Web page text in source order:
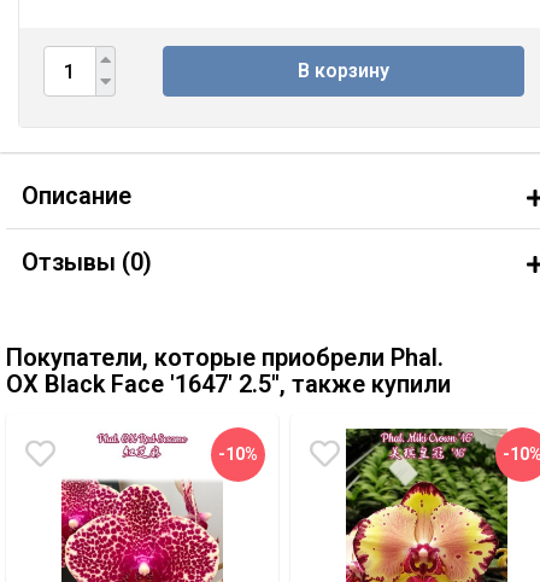
В корзину
Описание
Отзывы (0)
Покупатели, которые приобрели Phal.
OX Black Face '1647' 2.5'', также купили
-10% -